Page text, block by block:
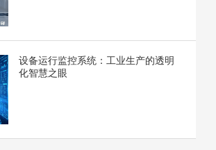
设备运行监控系统：工业生产的透明
化智慧之眼